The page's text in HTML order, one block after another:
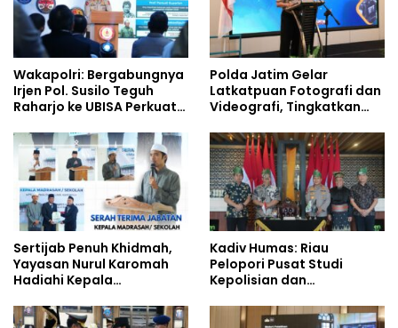
Wakapolri: Bergabungnya
Irjen Pol. Susilo Teguh
Raharjo ke UBISA Perkuat
Studi Kepolisian
Polda Jatim Gelar
Latkatpuan Fotografi dan
Videografi, Tingkatkan
Era Digital
Sertijab Penuh Khidmah,
Yayasan Nurul Karomah
Hadiahi Kepala
Umrah
Kadiv Humas: Riau
Pelopori Pusat Studi
Kepolisian dan
Policing Masuki Babak